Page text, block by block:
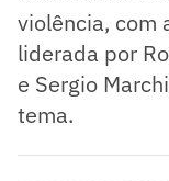
violência, com
liderada por
e Sergio
tema.